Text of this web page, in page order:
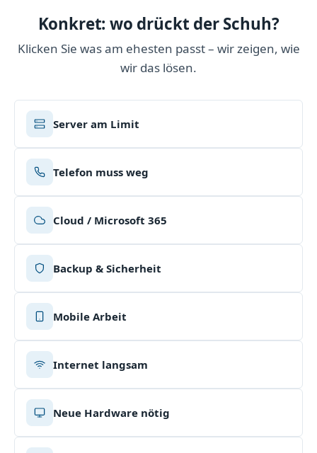
Konkret: wo drückt der Schuh?
Klicken Sie was am ehesten passt – wir zeigen, wie
wir das lösen.
Aktuelles Thema
Server am Limit
Telefon muss weg
Cloud / Microsoft 365
Backup & Sicherheit
Mobile Arbeit
Internet langsam
Neue Hardware nötig